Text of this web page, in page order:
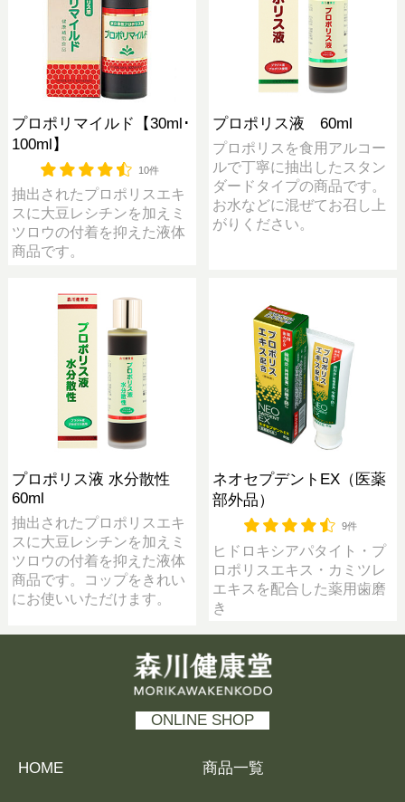
プロポリマイルド【30ml･
100ml】
10件
抽出されたプロポリスエキ
スに大豆レシチンを加えミ
ツロウの付着を抑えた液体
商品です。
プロポリス液 60ml
プロポリスを食用アルコー
ルで丁寧に抽出したスタン
ダードタイプの商品です。
お水などに混ぜてお召し上
がりください。
プロポリス液 水分散性
60ml
抽出されたプロポリスエキ
スに大豆レシチンを加えミ
ツロウの付着を抑えた液体
商品です。コップをきれい
にお使いいただけます。
ネオセプデントEX（医薬
部外品）
9件
ヒドロキシアパタイト・プ
ロポリスエキス・カミツレ
エキスを配合した薬用歯磨
き
森川健康堂 MORIKAWAKENKODO
ONLINE SHOP
HOME 商品一覧